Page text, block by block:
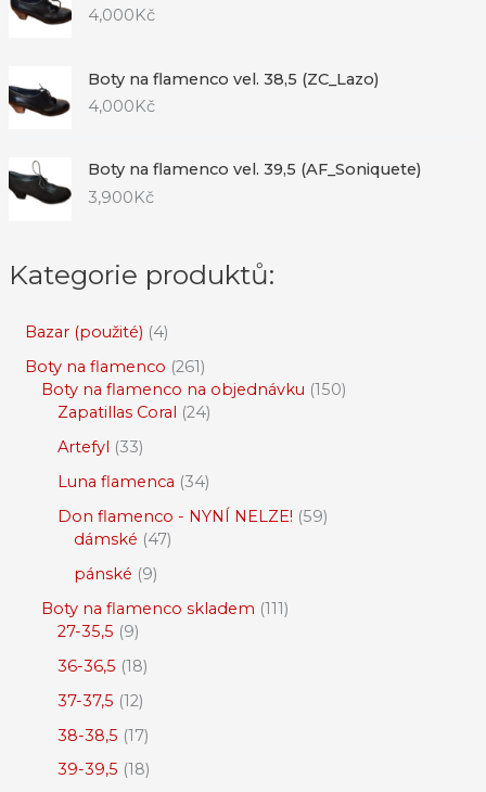
4,000 Kč
Boty na flamenco vel. 38,5 (ZC_Lazo)
4,000 Kč
Boty na flamenco vel. 39,5 (AF_Soniquete)
3,900Kč
Kategorie produktů:
Bazar (použité) 4
Boty na flamenco 261
Boty na flamenco na objednávku 150
Zapatillas Coral 24
Artefyl 33
Luna flamenca 34
Don flamenco - NYNÍ NELZE! 59
dámské 47
pánské 9
Boty na flamenco skladem 111
27-35,5 9
36-36,5 18
37-37,5 12
38-38,5 17
39-39,5 18